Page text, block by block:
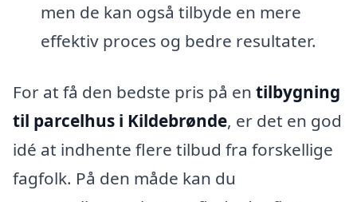
men de kan også tilbyde en mere
effektiv proces og bedre resultater.
For at få den bedste pris på en tilbygning
til parcelhus i Kildebrønde, er det en god
idé at indhente flere tilbud fra forskellige
fagfolk. På den måde kan du